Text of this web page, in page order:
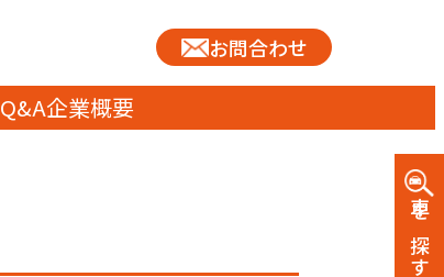
お問合わせ
Q&A企業概要
車を探す